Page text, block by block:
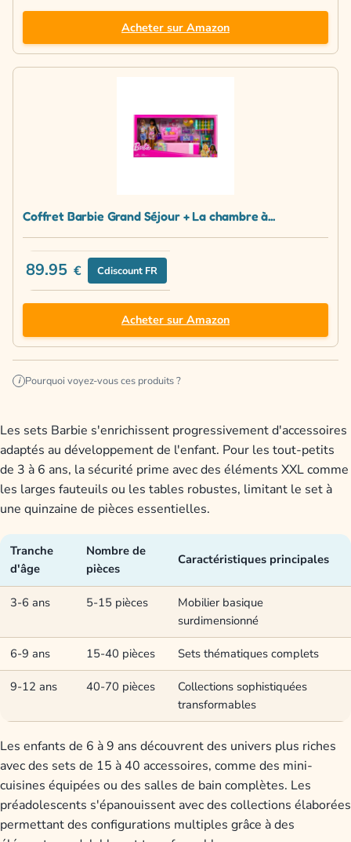
Acheter sur Amazon
Coffret Barbie Grand Séjour + La chambre à...
89.95 € Cdiscount FR
Acheter sur Amazon
i Pourquoi voyez-vous ces produits ?
Les sets Barbie s'enrichissent progressivement d'accessoires
adaptés au développement de l'enfant. Pour les tout-petits
de 3 à 6 ans, la sécurité prime avec des éléments XXL comme
les larges fauteuils ou les tables robustes, limitant le set à
une quinzaine de pièces essentielles.
Tranche
d'âge
Nombre de
pièces
Caractéristiques principales
3-6 ans 5-15 pièces
Mobilier basique
surdimensionné
6-9 ans 15-40 pièces Sets thématiques complets
9-12 ans 40-70 pièces
Collections sophistiquées
transformables
Les enfants de 6 à 9 ans découvrent des univers plus riches
avec des sets de 15 à 40 accessoires, comme des mini-
cuisines équipées ou des salles de bain complètes. Les
préadolescents s'épanouissent avec des collections élaborées
permettant des configurations multiples grâce à des